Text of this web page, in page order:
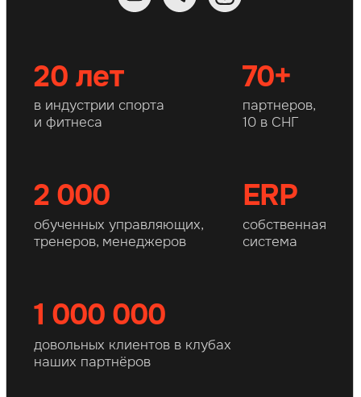
Забронируйте за собой
Заполните форму, мы забронируем
прибыль и выручку всех партнеров
нашей сети